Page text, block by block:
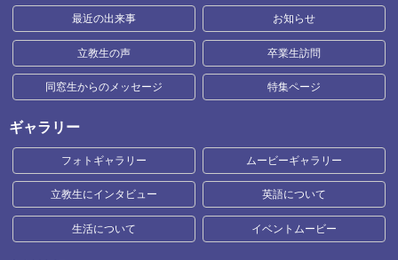
最近の出来事 お知らせ
立教生の声 卒業生訪問
同窓生からのメッセージ 特集ページ
ギャラリー
フォトギャラリー ムービーギャラリー
立教生にインタビュー 英語について
生活について イベントムービー